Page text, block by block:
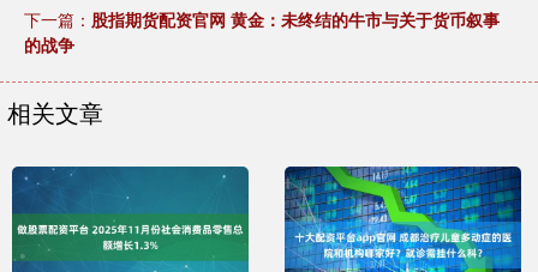
下一篇： 股指期货配资官网 黄金：未终结的牛市与关于货币叙事
的战争
相关文章